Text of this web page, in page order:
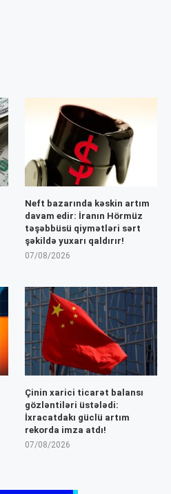
Neft bazarında kəskin artım
davam edir: İranın Hörmüz
təşəbbüsü qiymətləri sərt
şəkildə yuxarı qaldırır!
07/08/2026
Çinin xarici ticarət balansı
gözləntiləri üstələdi:
İxracatdakı güclü artım
rekorda imza atdı!
07/08/2026